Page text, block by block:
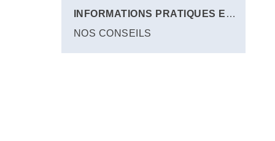
INFORMATIONS PRATIQUES ET CONTRAT DE SOINS
NOS CONSEILS